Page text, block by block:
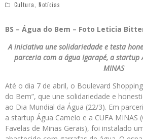
Cultura, Notícias
BS – Água do Bem – Foto Leticia
A iniciativa une solidariedade e testa
parceria com a água Igarapé, a startup
MINAS
Até o dia 7 de abril, o Boulevard
do Bem”, que une solidariedade e
ao Dia Mundial da Água (22/3). Em
a startup Água Camelo e a CUFA MINAS
Favelas de Minas Gerais), foi instalado